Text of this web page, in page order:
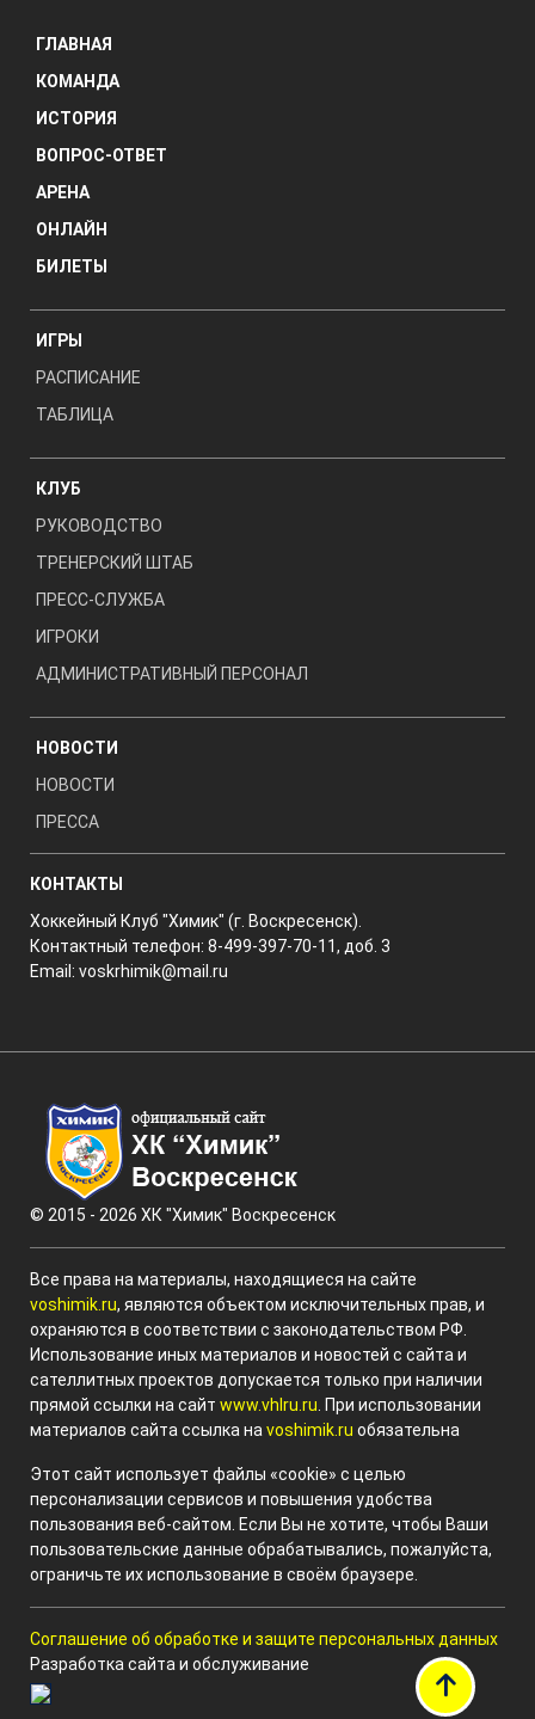
ГЛАВНАЯ
КОМАНДА
ИСТОРИЯ
ВОПРОС-ОТВЕТ
АРЕНА
ОНЛАЙН
БИЛЕТЫ
ИГРЫ
РАСПИСАНИЕ
ТАБЛИЦА
КЛУБ
РУКОВОДСТВО
ТРЕНЕРСКИЙ ШТАБ
ПРЕСС-СЛУЖБА
ИГРОКИ
АДМИНИСТРАТИВНЫЙ ПЕРСОНАЛ
НОВОСТИ
НОВОСТИ
ПРЕССА
КОНТАКТЫ
Хоккейный Клуб "Химик" (г. Воскресенск).
Контактный телефон: 8-499-397-70-11, доб. 3
Email: voskrhimik@mail.ru
© 2015 - 2026 ХК "Химик" Воскресенск
Все права на материалы, находящиеся на сайте
voshimik.ru, являются объектом исключительных прав, и
охраняются в соответствии с законодательством РФ.
Использование иных материалов и новостей с сайта и
сателлитных проектов допускается только при наличии
прямой ссылки на сайт www.vhlru.ru . При использовании
материалов сайта ссылка на voshimik.ru обязательна
Этот сайт использует файлы «cookie» с целью
персонализации сервисов и повышения удобства
пользования веб-сайтом. Если Вы не хотите, чтобы Ваши
пользовательские данные обрабатывались, пожалуйста,
ограничьте их использование в своём браузере.
Соглашение об обработке и защите персональных данных
Разработка сайта и обслуживание